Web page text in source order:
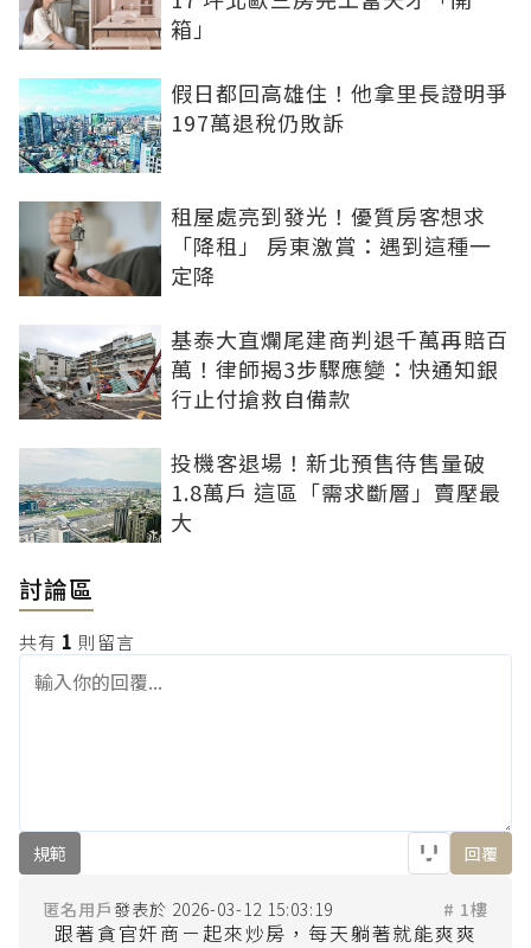
箱」
假日都回高雄住！他拿里長證明爭
197萬退稅仍敗訴
租屋處亮到發光！優質房客想求
「降租」 房東激賞：遇到這種一
定降
基泰大直爛尾建商判退千萬再賠百
萬！律師揭3步驟應變：快通知銀
行止付搶救自備款
投機客退場！新北預售待售量破
1.8萬戶 這區「需求斷層」賣壓最
大
討論區
共有 1 則留言
規範 回覆
匿名用戶 2026-03-12 15:03:19 # 1樓
跟著貪官奸商ㄧ起來炒房，每天躺著就能爽爽